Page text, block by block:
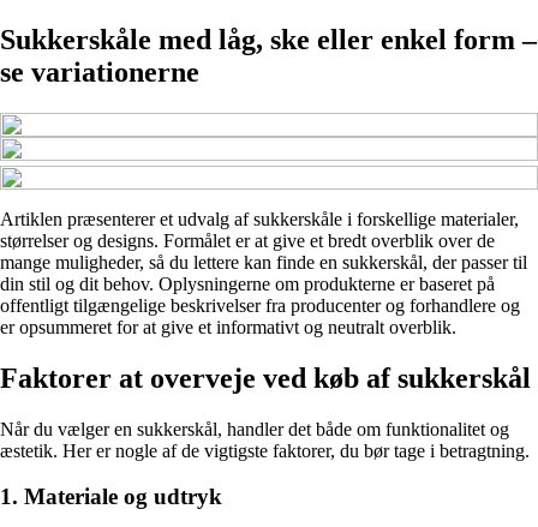
Sukkerskåle med låg, ske eller enkel form –
se variationerne
Artiklen præsenterer et udvalg af sukkerskåle i forskellige materialer,
størrelser og designs. Formålet er at give et bredt overblik over de
mange muligheder, så du lettere kan finde en sukkerskål, der passer til
din stil og dit behov. Oplysningerne om produkterne er baseret på
offentligt tilgængelige beskrivelser fra producenter og forhandlere og
er opsummeret for at give et informativt og neutralt overblik.
Faktorer at overveje ved køb af sukkerskål
Når du vælger en sukkerskål, handler det både om funktionalitet og
æstetik. Her er nogle af de vigtigste faktorer, du bør tage i betragtning.
1. Materiale og udtryk